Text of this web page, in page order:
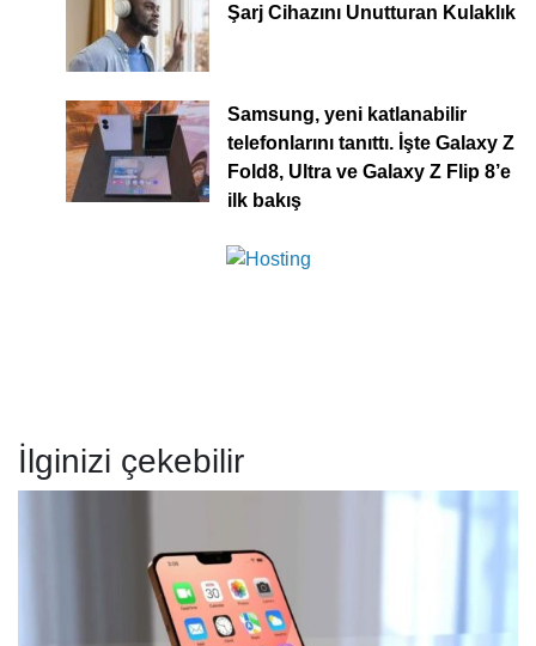
Şarj Cihazını Unutturan Kulaklık
Samsung, yeni katlanabilir
telefonlarını tanıttı. İşte Galaxy Z
Fold8, Ultra ve Galaxy Z Flip 8’e
ilk bakış
İlginizi çekebilir